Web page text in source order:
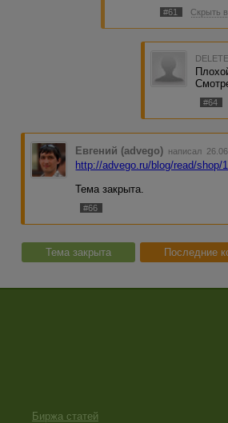
#61 Скрыть
#64
Евгений (advego) написал
http://advego.ru/blog/read/shop/
Тема закрыта.
#66
Тема закрыта Последние
Биржа статей